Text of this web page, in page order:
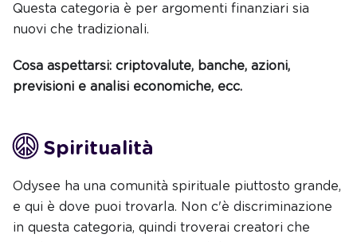
Questa categoria è per argomenti finanziari sia
nuovi che tradizionali.
Cosa aspettarsi: criptovalute, banche, azioni,
previsioni e analisi economiche, ecc.
Spiritualità
Odysee ha una comunità spirituale piuttosto grande,
e qui è dove puoi trovarla. Non c'è discriminazione
in questa categoria, quindi troverai creatori che